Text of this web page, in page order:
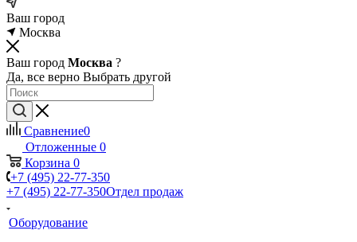
Ваш город
Москва
Ваш город Москва ?
Да, все верно Выбрать другой
Сравнение0
Отложенные 0
Корзина 0
+7 (495) 22-77-350
+7 (495) 22-77-350Отдел продаж
Оборудование